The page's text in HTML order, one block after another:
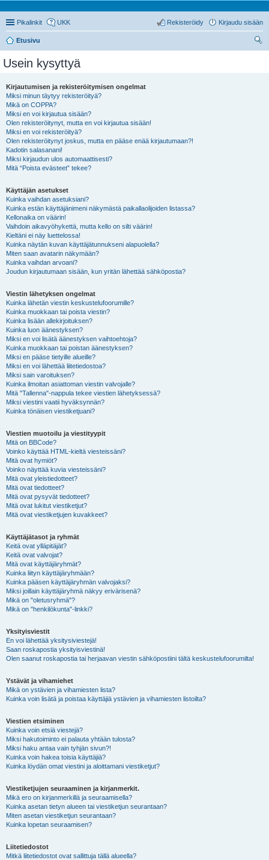
Pikalinkit UKK Kirjaudu sisään
Rekisteröidy
Etusivu
Usein kysyttyä
Kirjautumisen ja rekisteröitymisen ongelmat
Miksi minun täytyy rekisteröityä?
Mikä on COPPA?
Miksi en voi kirjautua sisään?
Olen rekisteröitynyt, mutta en voi kirjautua sisään!
Miksi en voi rekisteröityä?
Olen rekisteröitynyt joskus, mutta en pääse enää kirjautumaan?!
Kadotin salasanani!
Miksi kirjaudun ulos automaattisesti?
Mitä “Poista evästeet” tekee?
Käyttäjän asetukset
Kuinka vaihdan asetuksiani?
Kuinka estän käyttäjänimeni näkymästä paikallaolijoiden listassa?
Kellonaika on väärin!
Vaihdoin aikavyöhykettä, mutta kello on silti väärin!
Kieltäni ei näy luettelossa!
Kuinka näytän kuvan käyttäjätunnukseni alapuolella?
Miten saan avatarin näkymään?
Kuinka vaihdan arvoani?
Joudun kirjautumaan sisään, kun yritän lähettää sähköpostia?
Viestin lähetyksen ongelmat
Kuinka lähetän viestin keskustelufoorumille?
Kuinka muokkaan tai poista viestin?
Kuinka lisään allekirjoituksen?
Kuinka luon äänestyksen?
Miksi en voi lisätä äänestyksen vaihtoehtoja?
Kuinka muokkaan tai poistan äänestyksen?
Miksi en pääse tietyille alueille?
Miksi en voi lähettää liitetiedostoa?
Miksi sain varoituksen?
Kuinka ilmoitan asiattoman viestin valvojalle?
Mitä "Tallenna"-nappula tekee viestien lähetyksessä?
Miksi viestini vaatii hyväksynnän?
Kuinka tönäisen viestiketjuani?
Viestien muotoilu ja viestityypit
Mitä on BBCode?
Voinko käyttää HTML-kieltä viesteissäni?
Mitä ovat hymiöt?
Voinko näyttää kuvia viesteissäni?
Mitä ovat yleistiedotteet?
Mitä ovat tiedotteet?
Mitä ovat pysyvät tiedotteet?
Mitä ovat lukitut viestiketjut?
Mitä ovat viestiketjujen kuvakkeet?
Käyttäjätasot ja ryhmät
Keitä ovat ylläpitäjät?
Keitä ovat valvojat?
Mitä ovat käyttäjäryhmät?
Kuinka liityn käyttäjäryhmään?
Kuinka pääsen käyttäjäryhmän valvojaksi?
Miksi joillain käyttäjäryhmä näkyy erivärisenä?
Mikä on "oletusryhmä"?
Mikä on "henkilökunta"-linkki?
Yksityisviestit
En voi lähettää yksitysiviestejä!
Saan roskapostia yksityisviestinä!
Olen saanut roskapostia tai herjaavan viestin sähköpostiini tältä keskustelufoorumilta!
Ystävät ja vihamiehet
Mikä on ystävien ja vihamiesten lista?
Kuinka voin lisätä ja poistaa käyttäjiä ystävien ja vihamiesten listoilta?
Viestien etsiminen
Kuinka voin etsiä viestejä?
Miksi hakutoiminto ei palauta yhtään tulosta?
Miksi haku antaa vain tyhjän sivun?!
Kuinka voin hakea toisia käyttäjiä?
Kuinka löydän omat viestini ja aloittamani viestiketjut?
Viestiketjujen seuraaminen ja kirjanmerkit.
Mikä ero on kirjanmerkillä ja seuraamisella?
Kuinka asetan tietyn alueen tai viestiketjun seurantaan?
Miten asetan viestiketjun seurantaan?
Kuinka lopetan seuraamisen?
Liitetiedostot
Mitkä liitetiedostot ovat sallittuja tällä alueella?